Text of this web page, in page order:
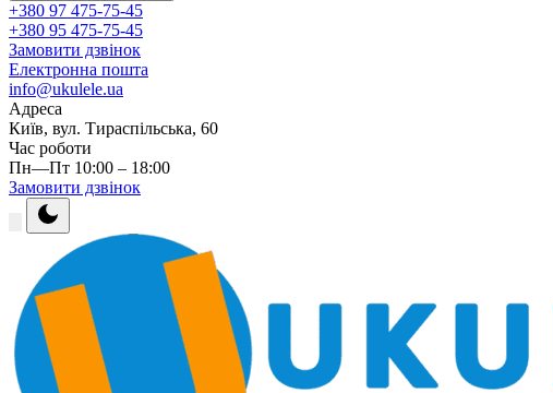
+380 97 475-75-45
+380 95 475-75-45
Замовити дзвінок
Електронна пошта
info@ukulele.ua
Адреса
Київ, вул. Тираспільська, 60
Час роботи
Пн—Пт 10:00 – 18:00
Замовити дзвінок